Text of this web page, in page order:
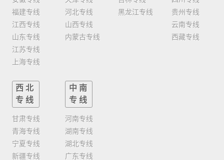
福建专线
江西专线
山东专线
江苏专线
上海专线
河北专线
山西专线
内蒙古专线
黑龙江专线
贵州专线
云南专线
西藏专线
西北
专线
甘肃专线
青海专线
宁夏专线
新疆专线
中南
专线
河南专线
湖南专线
湖北专线
广东专线